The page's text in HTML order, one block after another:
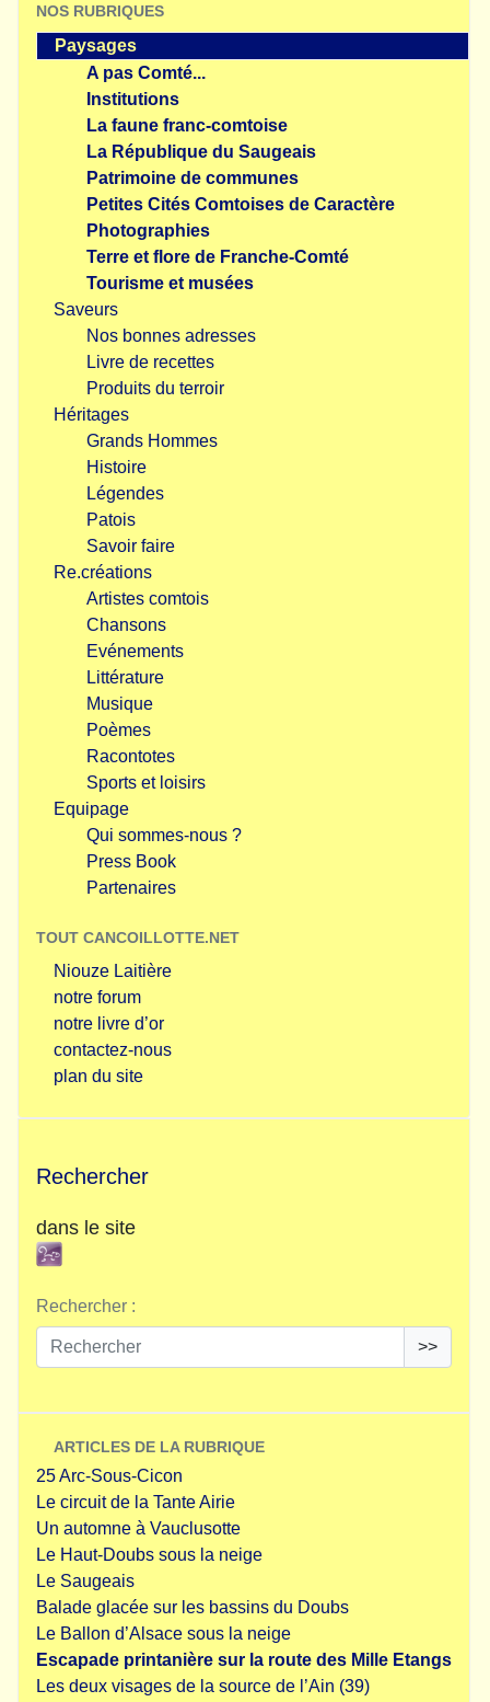
NOS RUBRIQUES
Paysages
A pas Comté...
Institutions
La faune franc-comtoise
La République du Saugeais
Patrimoine de communes
Petites Cités Comtoises de Caractère
Photographies
Terre et flore de Franche-Comté
Tourisme et musées
Saveurs
Nos bonnes adresses
Livre de recettes
Produits du terroir
Héritages
Grands Hommes
Histoire
Légendes
Patois
Savoir faire
Re.créations
Artistes comtois
Chansons
Evénements
Littérature
Musique
Poèmes
Racontotes
Sports et loisirs
Equipage
Qui sommes-nous ?
Press Book
Partenaires
TOUT CANCOILLOTTE.NET
Niouze Laitière
notre forum
notre livre d’or
contactez-nous
plan du site
Rechercher
dans le site
Rechercher :
>>
ARTICLES DE LA RUBRIQUE
25 Arc-Sous-Cicon
Le circuit de la Tante Airie
Un automne à Vauclusotte
Le Haut-Doubs sous la neige
Le Saugeais
Balade glacée sur les bassins du Doubs
Le Ballon d’Alsace sous la neige
Escapade printanière sur la route des Mille Etangs
Les deux visages de la source de l’Ain (39)